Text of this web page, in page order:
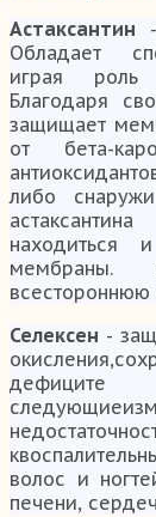
Астаксантин
Обладает
играя роль
Благодаря
защищает
от бета-
либо
находиться
мембраны.
всестороннюю
Селексен -
волос и
печени,